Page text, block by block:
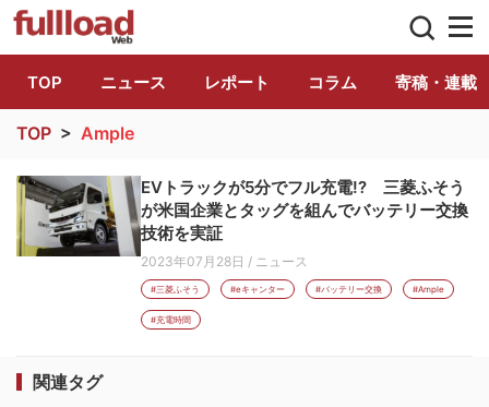
トラック総合情報誌「フルロード」公式
TOP ニュース レポート コラム 寄稿・連載
TOP > Ample
EVトラックが5分でフル充電!? 三菱ふそう
が米国企業とタッグを組んでバッテリー交換
技術を実証
2023年07月28日 / ニュース
#三菱ふそう #eキャンター #バッテリー交換 #Ample
#充電時間
関連タグ